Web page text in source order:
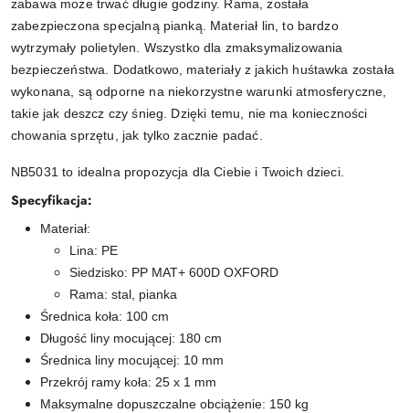
zabawa może trwać długie godziny. Rama, została
zabezpieczona specjalną pianką. Materiał lin, to bardzo
wytrzymały polietylen. Wszystko dla zmaksymalizowania
bezpieczeństwa. Dodatkowo, materiały z jakich huśtawka została
wykonana, są odporne na niekorzystne warunki atmosferyczne,
takie jak deszcz czy śnieg. Dzięki temu, nie ma konieczności
chowania sprzętu, jak tylko zacznie padać.
NB5031 to idealna propozycja dla Ciebie i Twoich dzieci.
Specyfikacja:
Materiał:
Lina: PE
Siedzisko: PP MAT+ 600D OXFORD
Rama: stal, pianka
Średnica koła: 100 cm
Długość liny mocującej: 180 cm
Średnica liny mocującej: 10 mm
Przekrój ramy koła: 25 x 1 mm
Maksymalne dopuszczalne obciążenie: 150 kg